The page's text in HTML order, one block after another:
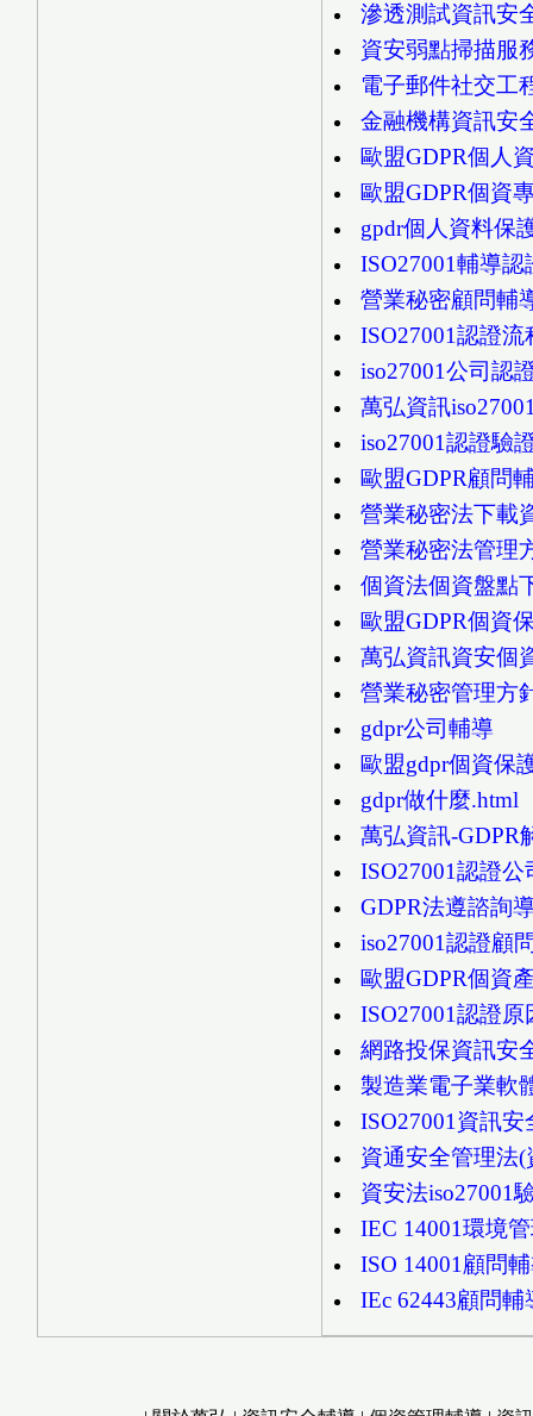
滲透測試資訊安
資安弱點掃描服
電子郵件社交工
金融機構資訊安
歐盟GDPR個人
歐盟GDPR個資
gpdr個人資料保
ISO27001輔導
營業秘密顧問輔
ISO27001認證
iso27001公司認
萬弘資訊
iso27001認證驗
歐盟GDPR顧問
營業秘密法下載
營業秘密法管理
個資法個資盤點
歐盟GDPR個資
萬弘資訊資安個
營業秘密管理方
gdpr公司輔導
歐盟gdpr個資保
gdpr做什麼.html
萬弘資訊-GDPR
ISO27001認證公
GDPR法遵諮詢
iso27001認證顧
歐盟GDPR個資
ISO27001認證原
網路投保資訊安
製造業電子業軟
ISO27001資訊
資通安全管理法(
資安法iso27001
IEC 14001環境
ISO 14001顧問
IEc 62443顧問